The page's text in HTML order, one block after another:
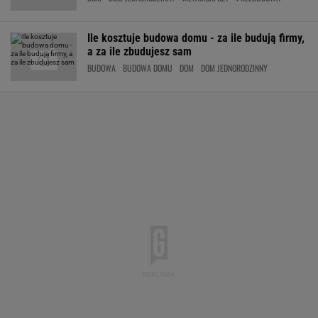
Ile kosztuje budowa domu - za ile budują firmy,
a za ile zbudujesz sam
BUDOWA BUDOWA DOMU DOM DOM JEDNORODZINNY